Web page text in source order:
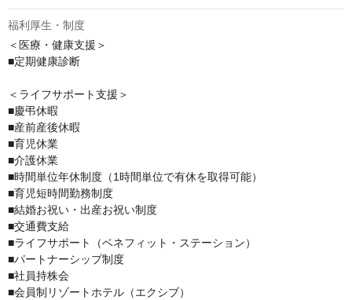
福利厚生・制度
＜医療・健康支援＞
■定期健康診断
＜ライフサポート支援＞
■慶弔休暇
■産前産後休暇
■育児休業
■介護休業
■時間単位年休制度（1時間単位で有休を取得可能）
■育児短時間勤務制度
■結婚お祝い・出産お祝い制度
■交通費支給
■ライフサポート（ベネフィット・ステーション）
■パートナーシップ制度
■社員持株会
■会員制リゾートホテル（エクシブ）